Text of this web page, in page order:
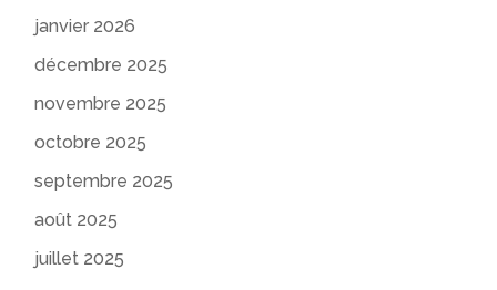
janvier 2026
décembre 2025
novembre 2025
octobre 2025
septembre 2025
août 2025
juillet 2025